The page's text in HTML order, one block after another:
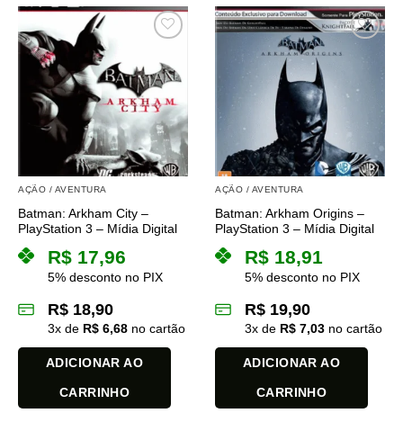
AÇÃO / AVENTURA
Batman: Arkham City –
PlayStation 3 – Mídia Digital
R$ 17,96
5% desconto no PIX
R$ 18,90
3x de R$ 6,68 no cartão
ADICIONAR AO
CARRINHO
AÇÃO / AVENTURA
Batman: Arkham Origins –
PlayStation 3 – Mídia Digital
R$ 18,91
5% desconto no PIX
R$ 19,90
3x de R$ 7,03 no cartão
ADICIONAR AO
CARRINHO